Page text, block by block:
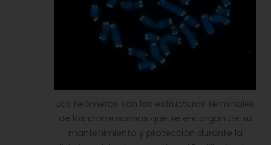
Los telómeros son las estructuras terminales
de los cromosomas que se encargan de su
mantenimiento y protección durante la